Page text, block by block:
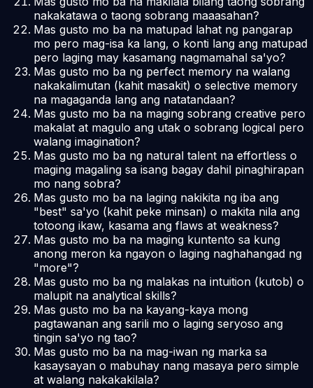
nakakatawa o taong sobrang maaasahan?
Mas gusto mo ba na matupad lahat ng pangarap
mo pero mag-isa ka lang, o konti lang ang matupad
pero laging may kasamang nagmamahal sa'yo?
Mas gusto mo ba ng perfect memory na walang
nakakalimutan (kahit masakit) o selective memory
na magaganda lang ang natatandaan?
Mas gusto mo ba na maging sobrang creative pero
makalat at magulo ang utak o sobrang logical pero
walang imagination?
Mas gusto mo ba ng natural talent na effortless o
maging magaling sa isang bagay dahil pinaghirapan
mo nang sobra?
Mas gusto mo ba na laging nakikita ng iba ang
"best" sa'yo (kahit peke minsan) o makita nila ang
totoong ikaw, kasama ang flaws at weakness?
Mas gusto mo ba na maging kuntento sa kung
anong meron ka ngayon o laging naghahangad ng
"more"?
Mas gusto mo ba ng malakas na intuition (kutob) o
malupit na analytical skills?
Mas gusto mo ba na kayang-kaya mong
pagtawanan ang sarili mo o laging seryoso ang
tingin sa'yo ng tao?
Mas gusto mo ba na mag-iwan ng marka sa
kasaysayan o mabuhay nang masaya pero simple
at walang nakakakilala?